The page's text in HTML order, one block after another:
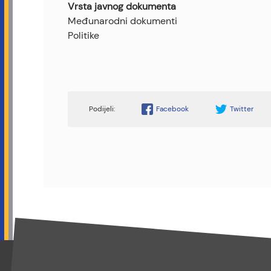
Vrsta javnog dokumenta
Međunarodni dokumenti
Politike
Facebook Twitter